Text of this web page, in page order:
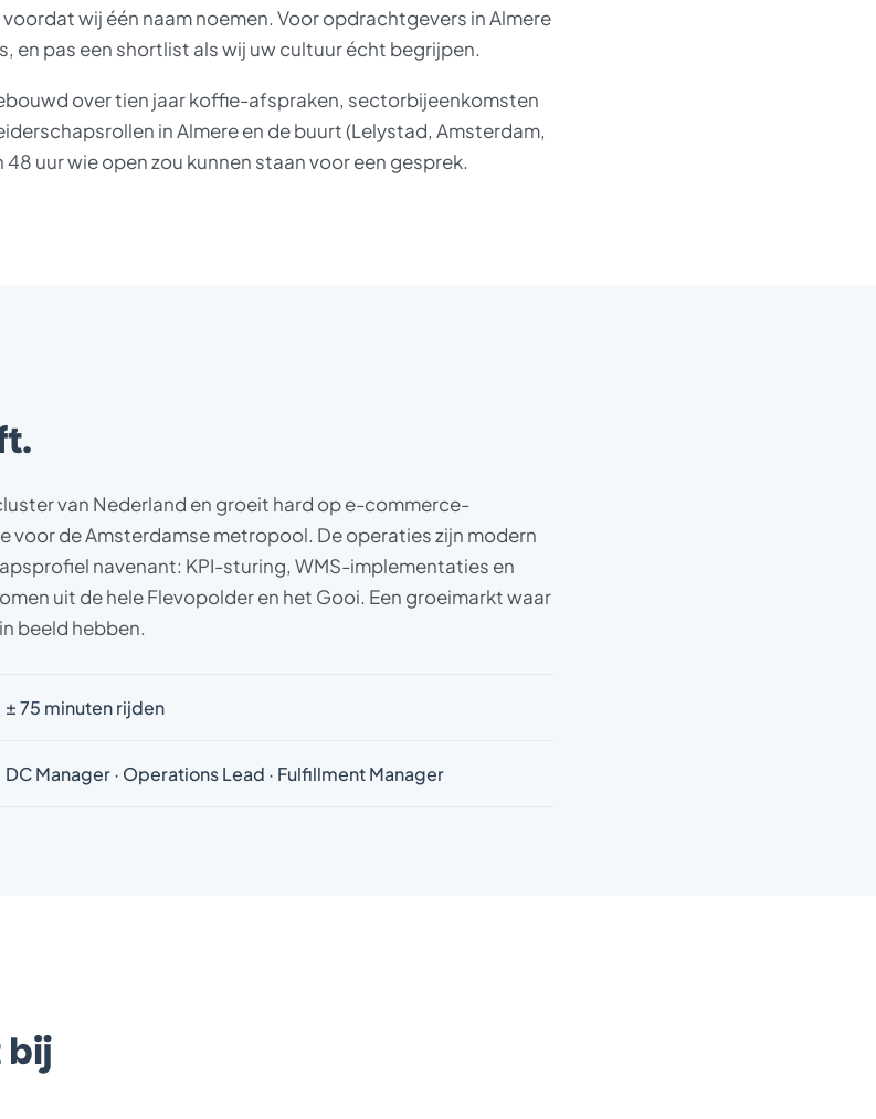
wij één naam noemen. Voor opdrachtgevers in Almere
en pas een shortlist als wij uw cultuur écht begrijpen.
over tien jaar koffie-afspraken, sectorbijeenkomsten
in Almere en de buurt (Lelystad, Amsterdam,
uur wie open zou kunnen staan voor een gesprek.
van Nederland en groeit hard op e-commerce-
de Amsterdamse metropool. De operaties zijn modern
navenant: KPI-sturing, WMS-implementaties en
uit de hele Flevopolder en het Gooi. Een groeimarkt waar
beeld hebben.
± 75 minuten rijden
DC Manager · Operations Lead · Fulfillment Manager
bij